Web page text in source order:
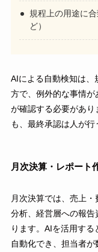
規程上の用途に
ど）
AIによる自動検知は、
方で、例外的な事情が
が確認する必要があ
も、最終承認は人が行
月次決算・レポート
月次決算では、売上
分析、経営層への報
ります。AIを活用す
自動化でき、担当者